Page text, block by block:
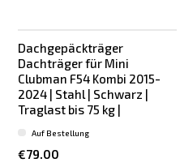
Dachgepäckträger
Dachträger für Mini
Clubman F54 Kombi 2015-
2024 | Stahl | Schwarz |
Traglast bis 75 kg |
€79.00
Auf Bestellung